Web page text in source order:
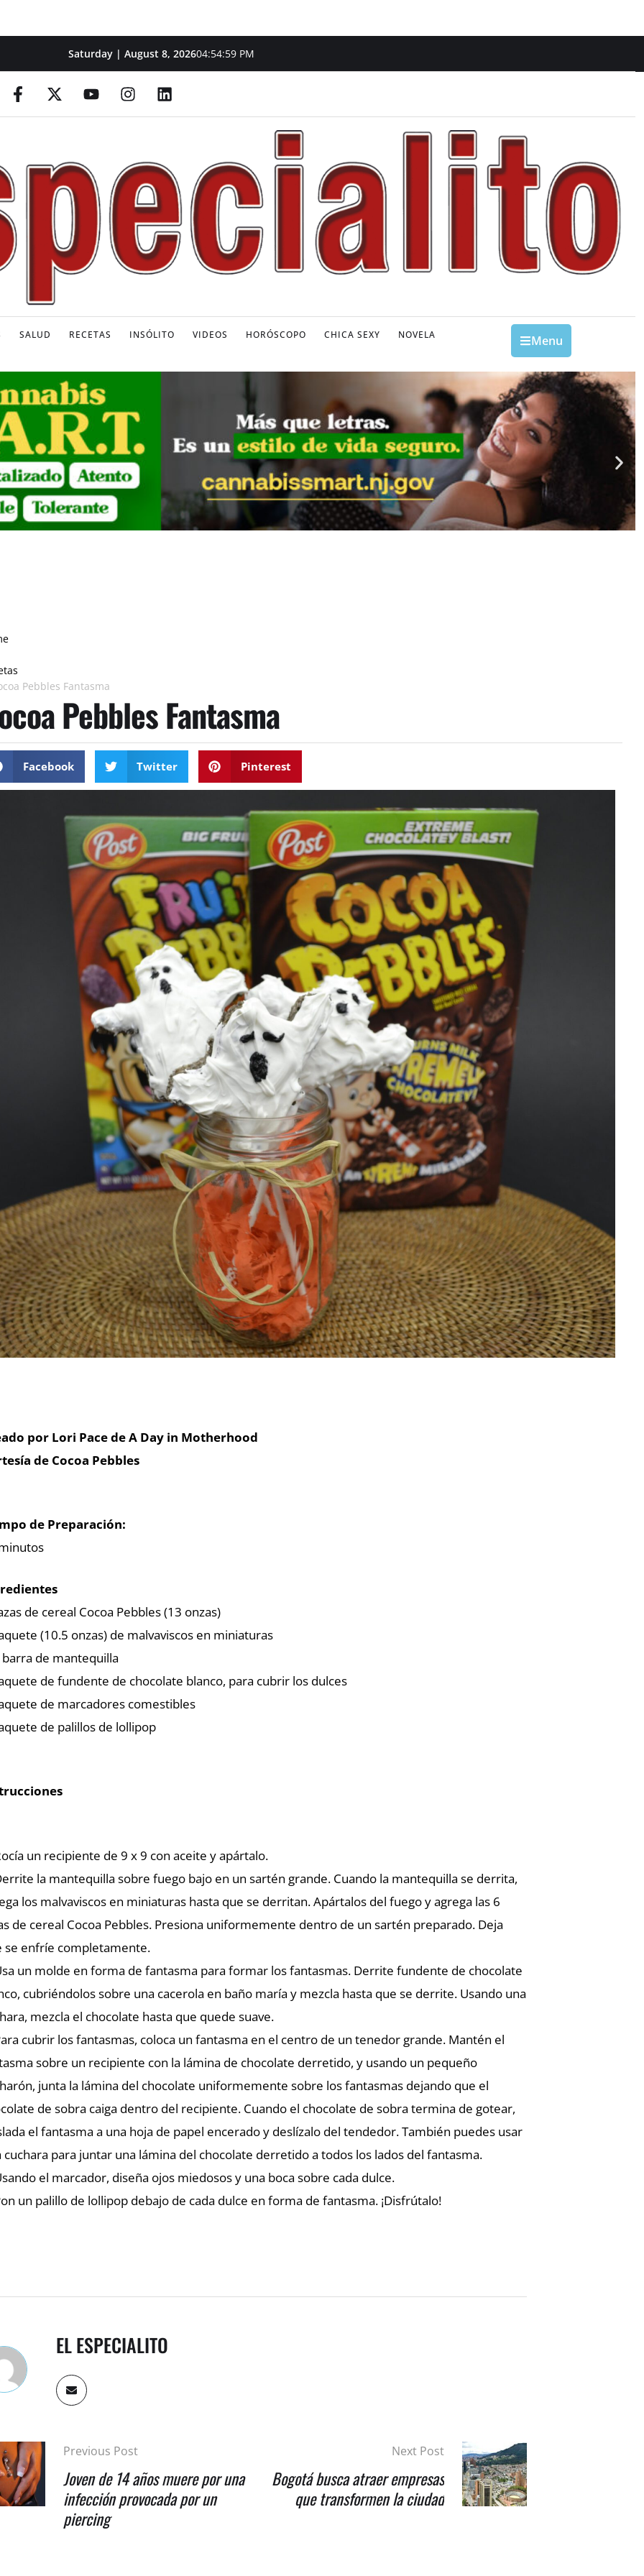
Saturday | August 8, 202604:55:01 PM
SALUD RECETAS INSÓLITO VIDEOS HORÓSCOPO CHICA SEXY NOVELA Menu
Pebbles Fantasma
Pebbles Fantasma
Facebook Twitter Pinterest
por Lori Pace de A Day in Motherhood
de Cocoa Pebbles
de Preparación:
de cereal Cocoa Pebbles (13 onzas)
(10.5 onzas) de malvaviscos en miniaturas
de mantequilla
de fundente de chocolate blanco, para cubrir los dulces
de marcadores comestibles
de palillos de lollipop
un recipiente de 9 x 9 con aceite y apártalo.
la mantequilla sobre fuego bajo en un sartén grande. Cuando la mantequilla se derrita,
los malvaviscos en miniaturas hasta que se derritan. Apártalos del fuego y agrega las 6
de cereal Cocoa Pebbles. Presiona uniformemente dentro de un sartén preparado. Deja
se enfríe completamente.
un molde en forma de fantasma para formar los fantasmas. Derrite fundente de chocolate
cubriéndolos sobre una cacerola en baño maría y mezcla hasta que se derrite. Usando una
mezcla el chocolate hasta que quede suave.
cubrir los fantasmas, coloca un fantasma en el centro de un tenedor grande. Mantén el
sobre un recipiente con la lámina de chocolate derretido, y usando un pequeño
junta la lámina del chocolate uniformemente sobre los fantasmas dejando que el
de sobra caiga dentro del recipiente. Cuando el chocolate de sobra termina de gotear,
el fantasma a una hoja de papel encerado y deslízalo del tendedor. También puedes usar
cuchara para juntar una lámina del chocolate derretido a todos los lados del fantasma.
el marcador, diseña ojos miedosos y una boca sobre cada dulce.
un palillo de lollipop debajo de cada dulce en forma de fantasma. ¡Disfrútalo!
EL ESPECIALITO
Previous Post
Joven de 14 años muere por una
infección provocada por un
piercing
Next Post
Bogotá busca atraer empresas
que transformen la ciudad